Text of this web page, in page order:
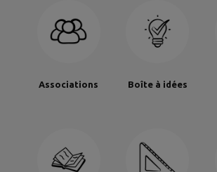
Associations Boîte à idées